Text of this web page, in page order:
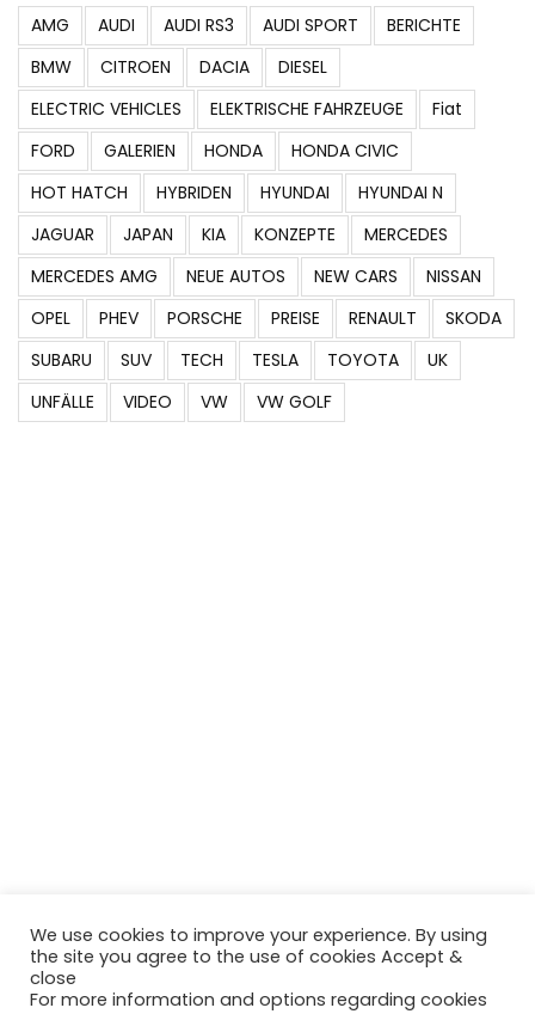
AMG AUDI AUDI RS3 AUDI SPORT
BERICHTE
BMW
CITROEN DACIA
DIESEL
ELECTRIC VEHICLES
ELEKTRISCHE FAHRZEUGE
Fiat
FORD
GALERIEN HONDA
HONDA CIVIC
HOT HATCH
HYBRIDEN HYUNDAI
HYUNDAI N
JAGUAR
JAPAN KIA KONZEPTE
MERCEDES
MERCEDES AMG
NEUE AUTOS NEW CARS
NISSAN
OPEL
PHEV PORSCHE PREISE RENAULT
SKODA
SUBARU
SUV TECH TESLA TOYOTA
UK
UNFÄLLE
VIDEO VW VW GOLF
We use cookies to improve your experience. By using
the site you agree to the use of cookies Accept &
close
For more information and options regarding cookies